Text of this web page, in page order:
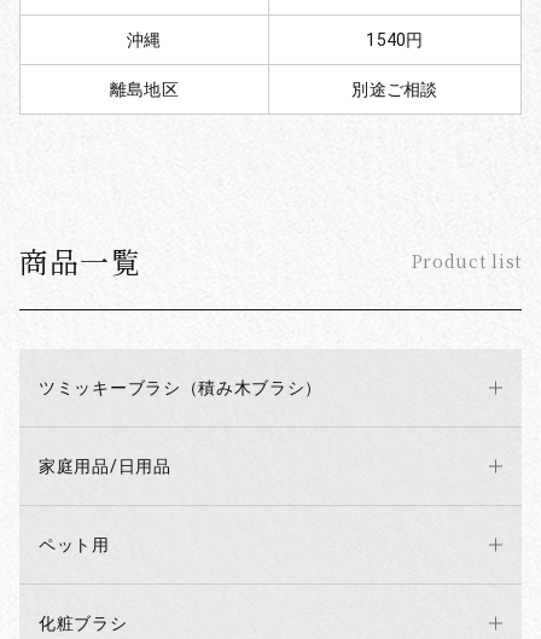
商品一覧 Product list
ツミッキーブラシ（積み木ブラシ）
家庭用品/日用品
ペット用
化粧ブラシ
沖縄 1540円
離島地区 別途ご相談